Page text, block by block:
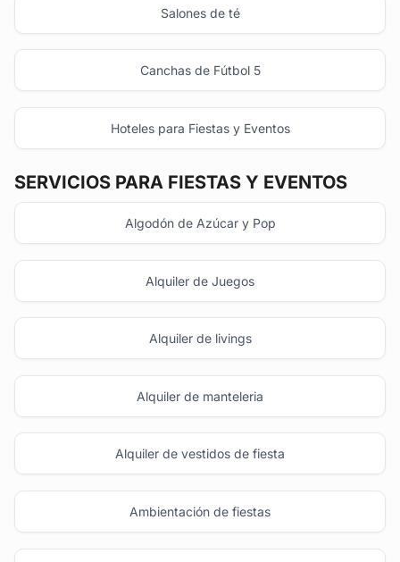
Salones de té
Canchas de Fútbol 5
Hoteles para Fiestas y Eventos
SERVICIOS PARA FIESTAS Y EVENTOS
Algodón de Azúcar y Pop
Alquiler de Juegos
Alquiler de livings
Alquiler de manteleria
Alquiler de vestidos de fiesta
Ambientación de fiestas